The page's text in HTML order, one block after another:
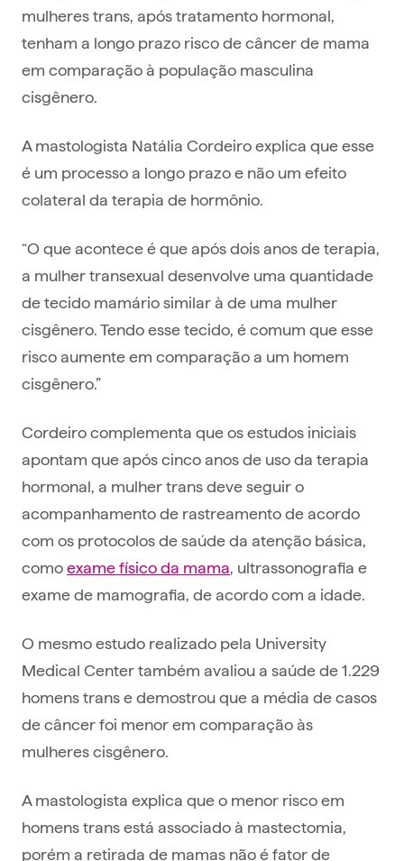
mulheres trans, após tratamento hormonal,
tenham a longo prazo risco de câncer de mama
em comparação à população masculina
cisgênero.
A mastologista Natália Cordeiro explica que esse
é um processo a longo prazo e não um efeito
colateral da terapia de hormônio.
“O que acontece é que após dois anos de terapia,
a mulher transexual desenvolve uma quantidade
de tecido mamário similar à de uma mulher
cisgênero. Tendo esse tecido, é comum que esse
risco aumente em comparação a um homem
cisgênero.”
Cordeiro complementa que os estudos iniciais
apontam que após cinco anos de uso da terapia
hormonal, a mulher trans deve seguir o
acompanhamento de rastreamento de acordo
com os protocolos de saúde da atenção básica,
comoexame físico da mama, ultrassonografia e
exame de mamografia, de acordo com a idade.
O mesmo estudo realizado pela University
Medical Center também avaliou a saúde de 1.229
homens trans e demostrou que a média de casos
de câncer foi menor em comparação às
mulheres cisgênero.
A mastologista explica que o menor risco em
homens trans está associado à mastectomia,
porém a retirada de mamas não é fator de